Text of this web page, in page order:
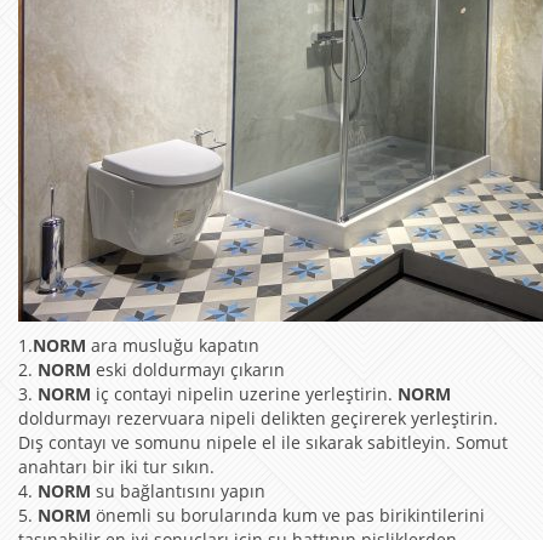
1.NORM ara musluğu kapatın
2. NORM eski doldurmayı çıkarın
3. NORM iç contayi nipelin uzerine yerleştirin. NORM
doldurmayı rezervuara nipeli delikten geçirerek yerleştirin.
Dış contayı ve somunu nipele el ile sıkarak sabitleyin. Somut
anahtarı bir iki tur sıkın.
4. NORM su bağlantısını yapın
5. NORM önemli su borularında kum ve pas birikintilerini